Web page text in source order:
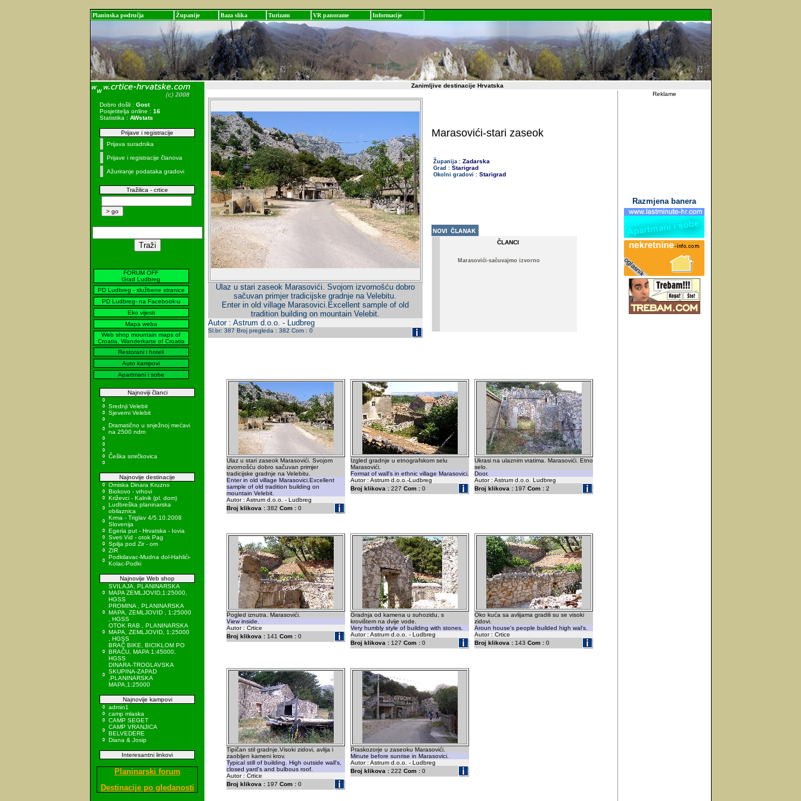
Planinska područja Županije Baza slika Turizam VR panorame Informacije
Dobro došli : Gost
Posjetitelja online : 16
Statistika : AWstats
Prijave i registracije
Prijava suradnika
Prijave i registracije članova
Ažuriranje podataka gradovi
Tražilica - crtice
FORUM OFF
Grad Ludbreg
PD Ludbreg - službene stranice
PD Ludbreg- na Facebook-u
Eko vijesti
Mapa weba
Web shop mountain maps of
Croatia, Wanderkarte of Croatia
Restorani i hoteli
Auto kampovi
Apartmani i sobe
Najnoviji članci
Srednji Velebit
Sjeverni Velebit
Dramatično u snježnoj mećavi
na 2500 ndm
Češka smrčkovica
Najnovije destinacije
Omiska Dinara Kruzno
Biokovo - vrhovi
Križevci - Kalnik (pl. dom)
Ludbreška planinarska
obilaznica
Krma - Triglav 4/5.10.2008
Slovenija
Egeria put - Hrvatska - Iovia
Sveti Vid - otok Pag
Spilja pod Zir - om
ZIR
Podkilavac-Mudna dol-Hahlići-
Kolac-Podki
Najnovije Web shop
SVILAJA, PLANINARSKA
MAPA ZEMLJOVID,1:25000,
HGSS
PROMINA , PLANINARSKA
MAPA, ZEMLJOVID , 1:25000
, HGSS
OTOK RAB , PLANINARSKA
MAPA, ZEMLJOVID, 1:25000
, HGSS
BRAČ BIKE, BICIKLOM PO
BRAČU, MAPA 1:45000,
HGSS
DINARA-TROGLAVSKA
SKUPINA-ZAPAD
,PLANINARSKA
MAPA,1:25000
Najnovije kampovi
admin1
camp mlaska
CAMP SEGET
CAMP VRANJICA
BELVEDERE
Diana & Josip
Interesantni linkovi
Planinarski forum
Destinacije po gledanosti
Zanimljive destinacije Hrvatska
Ulaz u stari zaseok Marasovići. Svojom izvornošću dobro
sačuvan primjer tradicijske gradnje na Velebitu.
Enter in old village Marasovici.Excellent sample of old
tradition building on mountain Velebit.
Autor : Astrum d.o.o. - Ludbreg
Sl.br: 387 Broj pregleda : 382 Com : 0
Marasovići-stari zaseok
Županija : Zadarska
Grad : Starigrad
Okolni gradovi : Starigrad
ČLANCI
Marasovići-sačuvajmo izvorno
Ulaz u stari zaseok Marasovići. Svojom
izvornošću dobro sačuvan primjer
tradicijske gradnje na Velebitu.
Enter in old village Marasovici.Excellent
sample of old tradition building on
mountain Velebit.
Autor : Astrum d.o.o. - Ludbreg
Broj klikova : 382 Com : 0
Izgled gradnje u etnografskom selu
Marasovići.
Format of wall's in ethnic village Marasovici.
Autor : Astrum d.o.o.-Ludbreg
Broj klikova : 227 Com : 0
Ukrasi na ulaznim vratima. Marasovići. Etno
selo.
Door.
Autor : Astrum d.o.o. Ludbreg
Broj klikova : 197 Com : 2
Pogled iznutra. Marasovići.
View inside.
Autor : Crtice
Broj klikova : 141 Com : 0
Gradnja od kamena u suhozidu, s
krovištem na dvije vode.
Very humbly style of building with stones.
Autor : Astrum d.o.o. - Ludbreg
Broj klikova : 127 Com : 0
Oko kuća sa avlijama gradili su se visoki
zidovi.
Aroun house's people builded high wal's.
Autor : Crtice
Broj klikova : 143 Com : 0
Tipičan stil gradnje.Visoki zidovi, avlija i
zaobljen kameni krov.
Typical still of building. High outside wall's,
closed yard's and bulbous roof.
Autor : Crtice
Broj klikova : 197 Com : 0
Praskozorje u zaseoku Marasovići.
Minute before sunrise in Marasovici.
Autor : Astrum d.o.o. - Ludbreg
Broj klikova : 222 Com : 0
Reklame
Razmjena banera